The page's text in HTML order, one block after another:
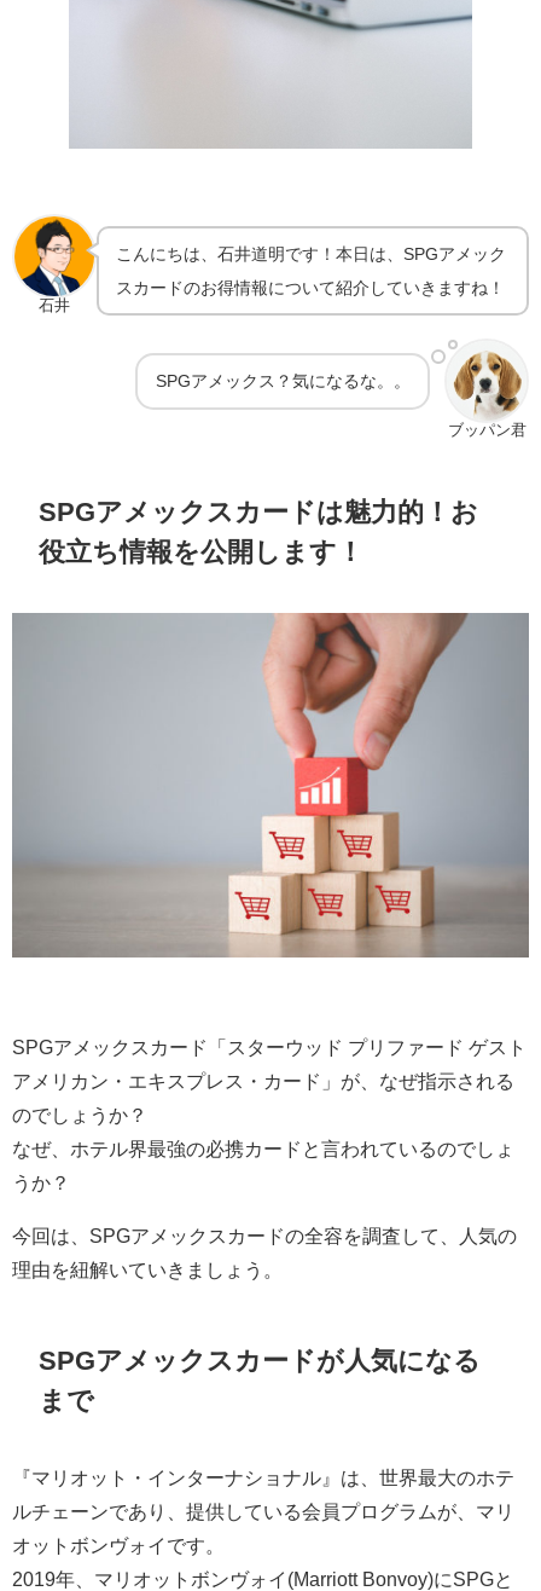
石井
こんにちは、石井道明です！本日は、SPGアメック
スカードのお得情報について紹介していきますね！
ブッパン君
SPGアメックス？気になるな。。
SPGアメックスカードは魅力的！お
役立ち情報を公開します！
SPGアメックスカード「スターウッド プリファード ゲスト
アメリカン・エキスプレス・カード」が、なぜ指示される
のでしょうか？
なぜ、ホテル界最強の必携カードと言われているのでしょ
うか？
今回は、SPGアメックスカードの全容を調査して、人気の
理由を紐解いていきましょう。
SPGアメックスカードが人気になる
まで
『マリオット・インターナショナル』は、世界最大のホテ
ルチェーンであり、提供している会員プログラムが、マリ
オットボンヴォイです。
2019年、マリオットボンヴォイ(Marriott Bonvoy)にSPGと